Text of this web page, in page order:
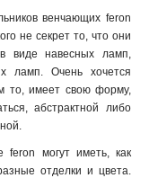
венчающих feron
не секрет то, что они
виде навесных ламп,
ламп. Очень хочется
то, имеет свою форму,
абстрактной либо
feron могут иметь, как
отделки и цвета.